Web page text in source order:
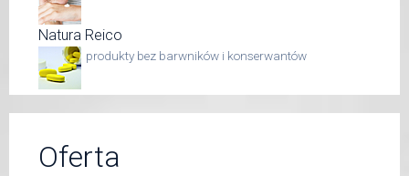
Natura Reico
produkty bez barwników i konserwantów
Oferta